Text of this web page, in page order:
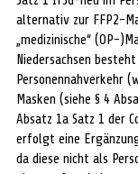
alternativ zur FFP2-
„medizinische“ (OP-
Niedersachsen
Personennahverkehr
Masken (siehe § 4
Absatz 1a Satz 1 der
erfolgt eine
da diese nicht als